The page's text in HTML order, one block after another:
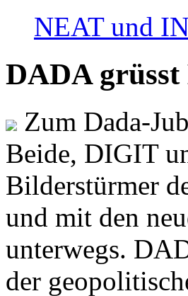
NEAT und
DADA
Zum Dada-
Beide, DIGIT
Bilderstürmer
und mit den
unterwegs.
der